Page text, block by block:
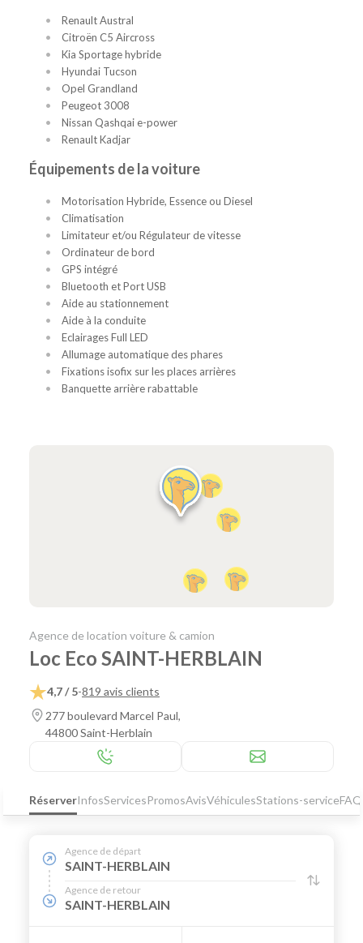
Renault Austral
Citroën C5 Aircross
Kia Sportage hybride
Hyundai Tucson
Opel Grandland
Peugeot 3008
Nissan Qashqai e-power
Renault Kadjar
Équipements de la voiture
Motorisation Hybride, Essence ou Diesel
Climatisation
Limitateur et/ou Régulateur de vitesse
Ordinateur de bord
GPS intégré
Bluetooth et Port USB
Aide au stationnement
Aide à la conduite
Eclairages Full LED
Allumage automatique des phares
Fixations isofix sur les places arrières
Banquette arrière rabattable
Agence de location voiture & camion
Loc Eco SAINT-HERBLAIN
4,7 / 5-819 avis clients
277 boulevard Marcel Paul,
44800 Saint-Herblain
RéserverInfosServicesPromosAvisVéhiculesStations-serviceFAQ
Agence de départ
SAINT-HERBLAIN
Agence de retour
SAINT-HERBLAIN